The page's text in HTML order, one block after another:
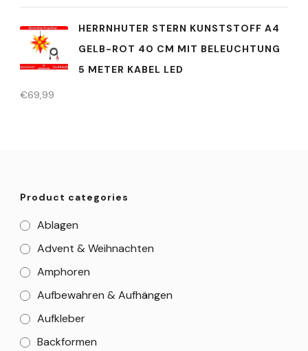
HERRNHUTER STERN KUNSTSTOFF A4
GELB-ROT 40 CM MIT BELEUCHTUNG
5 METER KABEL LED
€69,99
Product categories
Ablagen
Advent & Weihnachten
Amphoren
Aufbewahren & Aufhängen
Aufkleber
Backformen